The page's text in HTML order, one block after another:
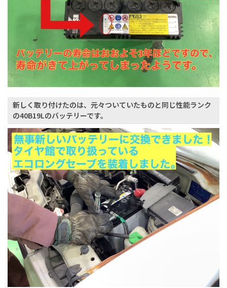
新しく取り付けたのは、元々ついていたものと同じ性能ランク
の40B19Lのバッテリーです。